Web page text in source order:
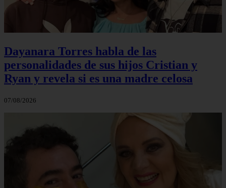
Dayanara Torres habla de las
personalidades de sus hijos Cristian y
Ryan y revela si es una madre celosa
07/08/2026